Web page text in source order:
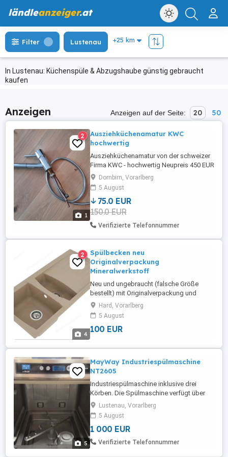
ländleanzeiger.at
In Lustenau: Küchenspüle & Abzugshaube günstig gebraucht
kaufen
Filter Lustenau
Anzeigen Anzeigen auf der Seite: 20 50
1
2
Ausziehküchenamatur KWC
hochwertig
Ausziehküchenamatur von der schweizer
Firma KWC - hochwertig Neupreis 450 EUR
Dornbirn, Vorarlberg
5 August
75.0 EUR
150.0 EUR
Verifizierte Telefonnummer
4
2
Spülbecken neu
Originalverpackung
Mineralwerkstoff
Neu und ungebraucht (falsche Größe
bestellt) mit Originalverpackung und
sämtlichem Zubehör (Überlaufgarnitur,
Ablaufgarnitur, ...); mit Abtropfbecken und
Abtropffläche, Mineralguss in der Farbe
sandbeige; B H T in cm ca. 100 20 50.
Hard, Vorarlberg
5 August
100 EUR
5
MayWay Industriespülmaschine
NT2605
Industriespülmaschine inklusive drei
Körben. Die Spülmaschine verfügt über
zwei integrierte Pumpen für den
Spülmittel- und Klarspülereinzug >
händische Entleerung entfällt somit!
Lustenau, Vorarlberg
5 August
1 000 EUR
Verifizierte Telefonnummer